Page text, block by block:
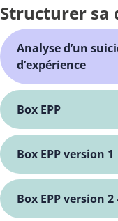
Structurer sa
Analyse d’un
d’expérience
Box EPP
Box EPP version 1
Box EPP version 2